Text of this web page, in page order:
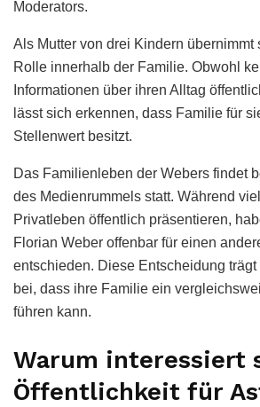
Moderators.
Als Mutter von drei Kindern übernimmt
Rolle innerhalb der Familie. Obwohl
Informationen über ihren Alltag
lässt sich erkennen, dass Familie für
Stellenwert besitzt.
Das Familienleben der Webers findet
des Medienrummels statt. Während
Privatleben öffentlich präsentieren,
Florian Weber offenbar für einen
entschieden. Diese Entscheidung
bei, dass ihre Familie ein
führen kann.
Warum interessiert
Öffentlichkeit für